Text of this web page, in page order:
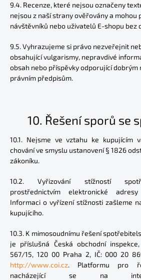
9.4. Recenze, které nejsou označeny
nejsou z naší strany ověřovány a mohou
návštěvníků nebo uživatelů E-shopu bez
9.5. Vyhrazujeme si právo nezveřejnit
obsahující vulgarismy, nepravdivé
obsah nebo příspěvky odporující dobrým
právním předpisům.
10. Řešení sporů se
10.1. Nejsme ve vztahu ke kupujícím
chování ve smyslu ustanovení § 1826
zákoníku.
10.2. Vyřizování stížností
prostřednictvím elektronické
Informaci o vyřízení stížnosti zašleme
kupujícího.
10.3. K mimosoudnímu řešení
je příslušná Česká obchodní
567/15, 120 00 Praha 2, IČ: 000 20
http://www.coi.cz. Platformu pro
nacházející se na